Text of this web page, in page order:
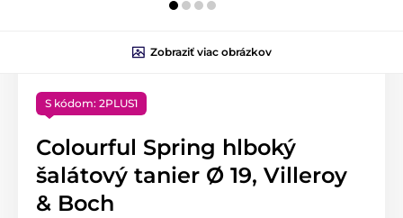
Zobraziť viac obrázkov
S kódom: 2PLUS1
Colourful Spring hlboký
šalátový tanier Ø 19, Villeroy
& Boch